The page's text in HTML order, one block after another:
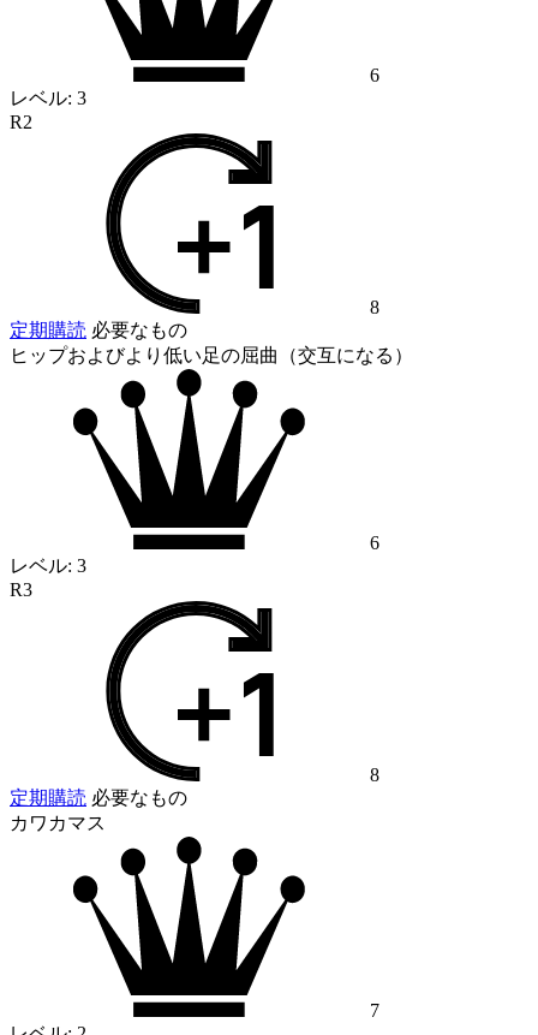
6
レベル: 3
R2
8
定期購読 必要なもの
ヒップおよびより低い足の屈曲（交互になる）
6
レベル: 3
R3
8
定期購読 必要なもの
カワカマス
7